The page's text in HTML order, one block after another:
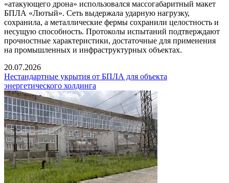
«атакующего дрона» использовался массогабаритный макет
БПЛА «Лютый». Сеть выдержала ударную нагрузку,
сохранила, а металлические фермы сохранили целостность и
несущую способность. Протоколы испытаний подтверждают
прочностные характеристики, достаточные для применения
на промышленных и инфраструктурных объектах.
20.07.2026
Нестандартные укрытия от БПЛА для объекта
энергетического холдинга